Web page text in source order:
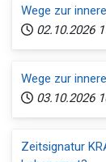
Wege zur
02.10.2026
Wege zur
03.10.2026
Zeitsignatur